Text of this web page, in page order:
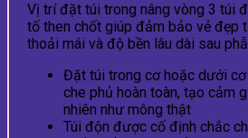
Vị trí đặt túi trong nâng vòng 3 túi
tố then chốt giúp đảm bảo vẻ đẹp
thoải mái và độ bền lâu dài sau
Đặt túi trong cơ hoặc dưới
che phủ hoàn toàn, tạo cảm
nhiên như mông thật
Túi độn được cố định chắc